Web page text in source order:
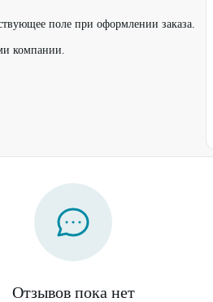
поле при оформлении заказа.
компании.
Отзывов пока нет